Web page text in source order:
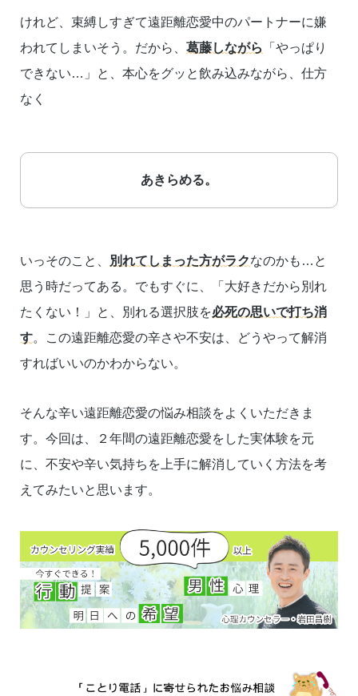
けれど、束縛しすぎて遠距離恋愛中のパートナーに嫌
われてしまいそう。だから、 葛藤しながら
「やっぱり
できない…」と、本心をグッと飲み込みながら、仕方
なく
あきらめる。
いっそのこと、 別れてしまった方がラクなのかも…と
思う時だってある。でもすぐに、「大好きだから別れ
たくない！」と、別れる選択肢を必死の思いで打ち消
す。この遠距離恋愛の辛さや不安は、どうやって解消
すればいいのかわからない。
そんな辛い遠距離恋愛の悩み相談をよくいただきま
す。今回は、２年間の遠距離恋愛をした実体験を元
に、不安や辛い気持ちを上手に解消していく方法を考
えてみたいと思います。